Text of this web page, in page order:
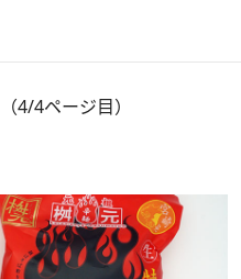
4/4ページ目）